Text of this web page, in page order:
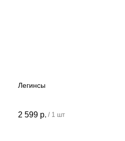
Легинсы
2 599 р. / 1 шт
Для клиентов
Оплата и доставка